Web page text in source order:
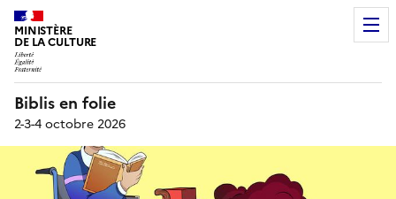
MINISTÈRE
DE LA CULTURE
Biblis en folie
2-3-4 octobre 2026